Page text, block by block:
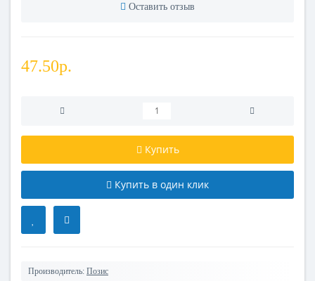
Оставить отзыв
47.50р.
Купить
Купить в один клик
Производитель: Позис